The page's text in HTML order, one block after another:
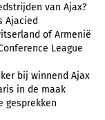
van Ajax?
Ajacied
of Armenië
League
bij winnend Ajax
in de maak
gesprekken